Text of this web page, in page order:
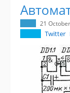
21
Twitter